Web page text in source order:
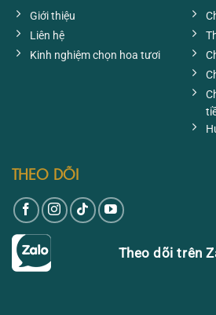
Giới thiệu
Liên hệ
Kinh nghiệm chọn hoa tươi
THEO DÕI
Theo dõi trên